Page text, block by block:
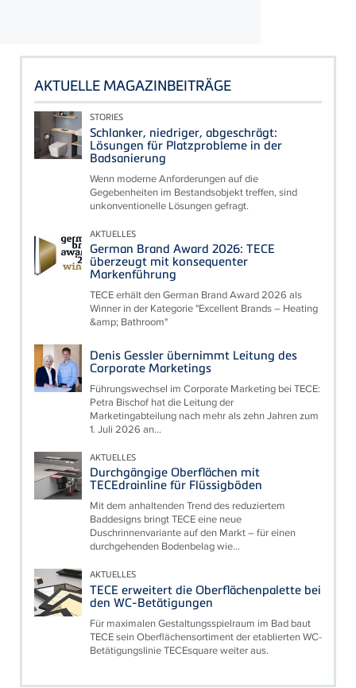
AKTUELLE MAGAZINBEITRÄGE
STORIES
Schlanker, niedriger, abgeschrägt:
Lösungen für Platzprobleme in der
Badsanierung
Wenn moderne Anforderungen auf die
Gegebenheiten im Bestandsobjekt treffen, sind
unkonventionelle Lösungen gefragt.
AKTUELLES
German Brand Award 2026: TECE
überzeugt mit konsequenter
Markenführung
TECE erhält den German Brand Award 2026 als
Winner in der Kategorie "Excellent Brands – Heating
&amp; Bathroom"
Denis Gessler übernimmt Leitung des
Corporate Marketings
Führungswechsel im Corporate Marketing bei TECE:
Petra Bischof hat die Leitung der
Marketingabteilung nach mehr als zehn Jahren zum
1. Juli 2026 an...
AKTUELLES
Durchgängige Oberflächen mit
TECEdrainline für Flüssigböden
Mit dem anhaltenden Trend des reduziertem
Baddesigns bringt TECE eine neue
Duschrinnenvariante auf den Markt – für einen
durchgehenden Bodenbelag wie...
AKTUELLES
TECE erweitert die Oberflächenpalette bei
den WC-Betätigungen
Für maximalen Gestaltungsspielraum im Bad baut
TECE sein Oberflächensortiment der etablierten WC-
Betätigungslinie TECEsquare weiter aus.